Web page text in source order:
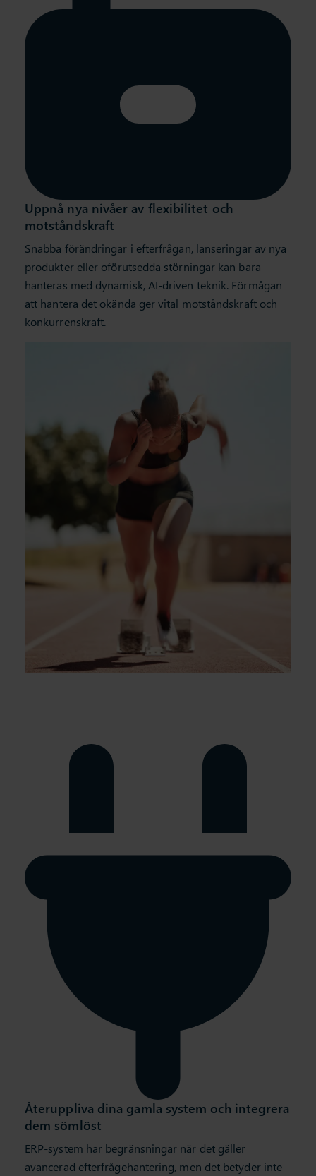
Uppnå nya nivåer av flexibilitet och
motståndskraft
Snabba förändringar i efterfrågan, lanseringar av nya
produkter eller oförutsedda störningar kan bara
hanteras med dynamisk, AI-driven teknik. Förmågan
att hantera det okända ger vital motståndskraft och
konkurrenskraft.
Återuppliva dina gamla system och integrera
dem sömlöst
ERP-system har begränsningar när det gäller
avancerad efterfrågehantering, men det betyder inte